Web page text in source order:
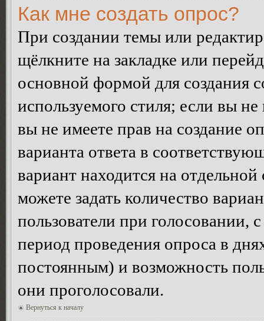
Как мне создать опрос?
При создании темы или
щёлкните на закладке или
основной формой для создания
используемого стиля; если вы
вы не имеете прав на создание
варианта ответа в
вариант находится на
можете задать количество
пользователи при
период проведения опроса в
постоянным) и возможность
они проголосовали.
Вернуться к началу